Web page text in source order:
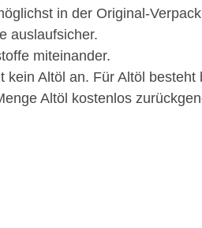
in der Original-
auslaufsicher.
miteinander.
kein Altöl an. Für Altöl
Altöl kostenlos